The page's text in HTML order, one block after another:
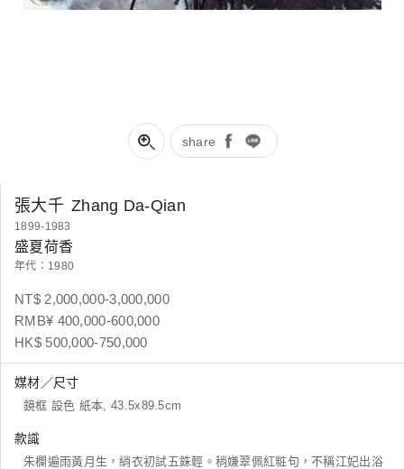
share
張大千 Zhang Da-Qian
1899-1983
盛夏荷香
年代：1980
NT$ 2,000,000-3,000,000
RMB¥ 400,000-600,000
HK$ 500,000-750,000
媒材／尺寸
鏡框 設色 紙本, 43.5x89.5cm
款識
朱欄遍雨黃月生，綃衣初試五銖輕。稍嫌翠佩紅粧句，不稱江妃出浴